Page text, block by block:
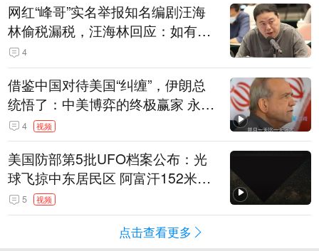
网红“峰哥”实名举报知名编剧汪海
林偷税漏税，汪海林回应：如有违
法行为，相关机构自会进行评判和
处理
4
借鉴中国对待美国“纠缠”，伊朗总
统悟了：中美博弈的终极赢家 永远
是埋头发展的那一国 伊朗要学中
国“做好自己的事”
4 视频
美国防部第5批UFO档案公布：光
球飞掠中东居民区 阿富汗152米三
角形遮蔽星光
5 视频
点击查看更多